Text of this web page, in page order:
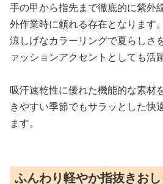
手の甲から指先まで徹底的に紫外
外作業時に頼れる存在となります。
涼しげなカラーリングで夏らしさ
ァッションアクセントとしても活
吸汗速乾性に優れた機能的な素材
きやすい季節でもサラッとした快
ます。
ふんわり軽やか指抜きお